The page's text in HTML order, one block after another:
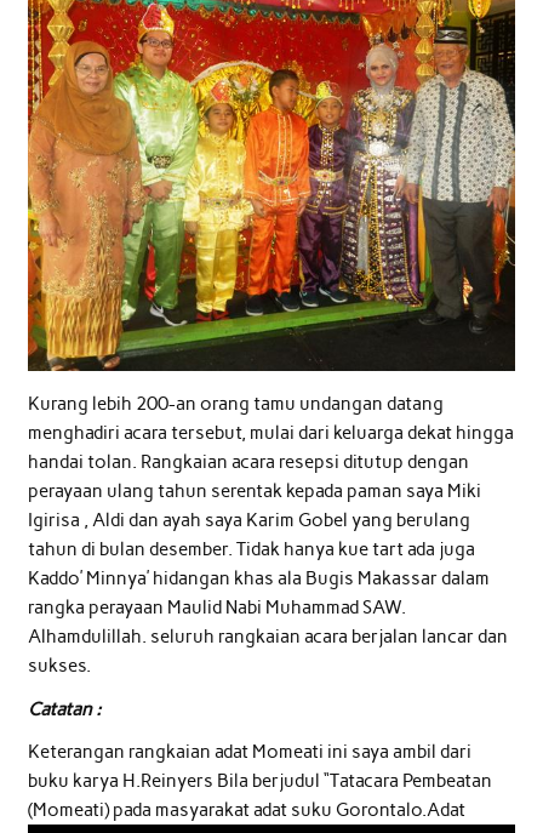
Kurang lebih 200-an orang tamu undangan datang
menghadiri acara tersebut, mulai dari keluarga dekat hingga
handai tolan. Rangkaian acara resepsi ditutup dengan
perayaan ulang tahun serentak kepada paman saya Miki
Igirisa , Aldi dan ayah saya Karim Gobel yang berulang
tahun di bulan desember. Tidak hanya kue tart ada juga
Kaddo’ Minnya’ hidangan khas ala Bugis Makassar dalam
rangka perayaan Maulid Nabi Muhammad SAW.
Alhamdulillah. seluruh rangkaian acara berjalan lancar dan
sukses.
Catatan :
Keterangan rangkaian adat Momeati ini saya ambil dari
buku karya H.Reinyers Bila berjudul “Tatacara Pembeatan
(Momeati) pada masyarakat adat suku Gorontalo.Adat